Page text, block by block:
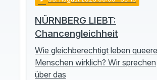
NÜRNBERG LIEBT:
Chancengleichheit
Wie gleichberechtigt leben queere
Menschen wirklich? Wir sprechen
über das